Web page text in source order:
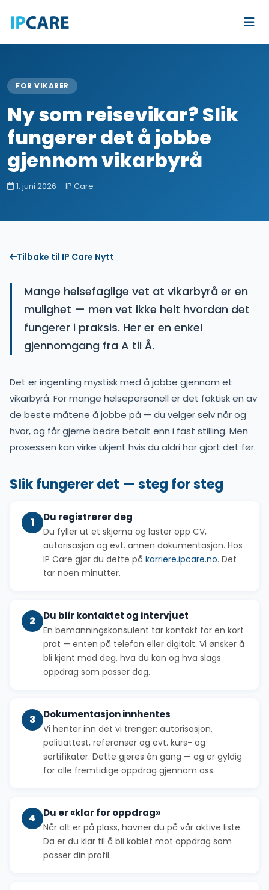
FOR VIKARER
Ny som reisevikar? Slik
fungerer det å jobbe
gjennom vikarbyrå
1. juni 2026 · IP Care
Tilbake til IP Care Nytt
Mange helsefaglige vet at vikarbyrå er en
mulighet — men vet ikke helt hvordan det
fungerer i praksis. Her er en enkel
gjennomgang fra A til Å.
Det er ingenting mystisk med å jobbe gjennom et
vikarbyrå. For mange helsepersonell er det faktisk en av
de beste måtene å jobbe på — du velger selv når og
hvor, og får gjerne bedre betalt enn i fast stilling. Men
prosessen kan virke ukjent hvis du aldri har gjort det før.
Slik fungerer det — steg for steg
1 Du registrerer deg
Du fyller ut et skjema og laster opp CV,
autorisasjon og evt. annen dokumentasjon. Hos
IP Care gjør du dette på karriere.ipcare.no. Det
tar noen minutter.
2 Du blir kontaktet og intervjuet
En bemanningskonsulent tar kontakt for en kort
prat — enten på telefon eller digitalt. Vi ønsker å
bli kjent med deg, hva du kan og hva slags
oppdrag som passer deg.
3 Dokumentasjon innhentes
Vi henter inn det vi trenger: autorisasjon,
politiattest, referanser og evt. kurs- og
sertifikater. Dette gjøres én gang — og er gyldig
for alle fremtidige oppdrag gjennom oss.
4 Du er «klar for oppdrag»
Når alt er på plass, havner du på vår aktive liste.
Da er du klar til å bli koblet mot oppdrag som
passer din profil.